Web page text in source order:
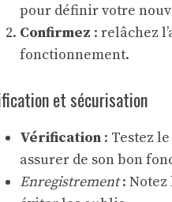
pour définir votre
Confirmez : relâchez
fonctionnement.
et sécurisation
Vérification : Testez
assurer de son bon
Enregistrement: Notez